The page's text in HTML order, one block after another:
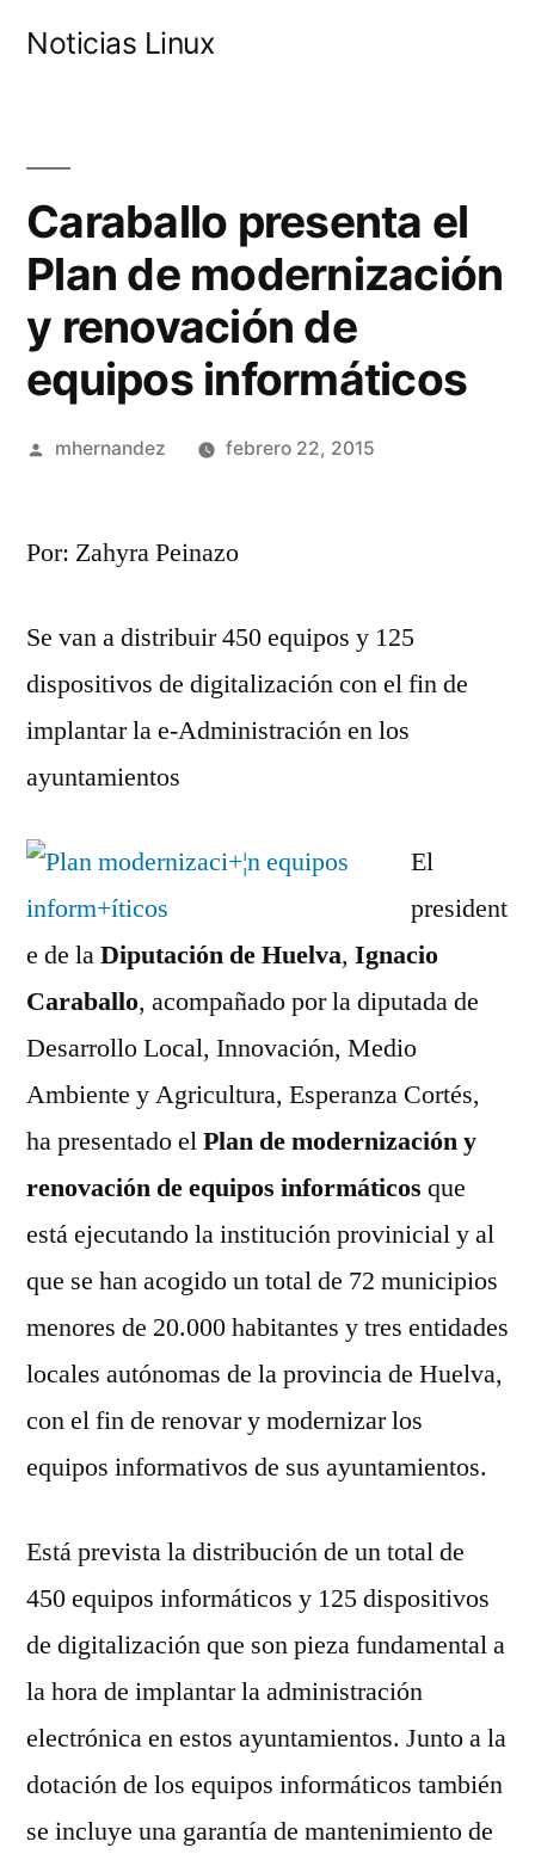
Noticias Linux
Caraballo presenta el
Plan de modernización
y renovación de
equipos informáticos
Publicado
mhernandez febrero 22, 2015
Por: Zahyra Peinazo
Se van a distribuir 450 equipos y 125
dispositivos de digitalización con el fin de
implantar la e-Administración en los
ayuntamientos
El
president
e de laDiputación de Huelva, Ignacio
Caraballo, acompañado por la diputada de
Desarrollo Local, Innovación, Medio
Ambiente y Agricultura, Esperanza Cortés,
ha presentado elPlan de modernización y
renovación de equipos informáticos que
está ejecutando la institución provinicial y al
que se han acogido un total de 72 municipios
menores de 20.000 habitantes y tres entidades
locales autónomas de la provincia de Huelva,
con el fin de renovar y modernizar los
equipos informativos de sus ayuntamientos.
Está prevista la distribución de un total de
450 equipos informáticos y 125 dispositivos
de digitalización que son pieza fundamental a
la hora de implantar la administración
electrónica en estos ayuntamientos. Junto a la
dotación de los equipos informáticos también
se incluye una garantía de mantenimiento de